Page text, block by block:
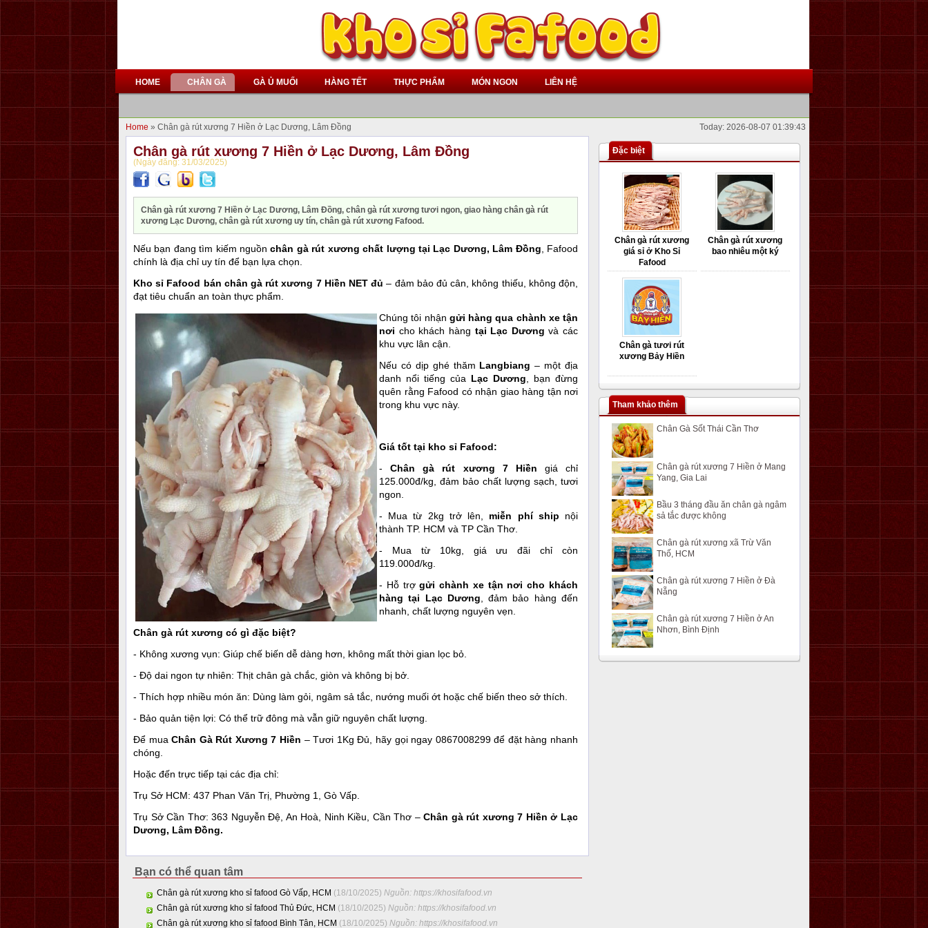
HOME CHÂN GÀ GÀ Ủ MUỐI HÀNG TẾT THỰC PHẨM MÓN NGON LIÊN HỆ
Home » Chân gà rút xương 7 Hiền ở Lạc Dương, Lâm Đồng Today: 2026-08-07 01:39:43
Chân gà rút xương 7 Hiền ở Lạc Dương, Lâm Đồng
(Ngày đăng: 31/03/2025)
Chân gà rút xương 7 Hiền ở Lạc Dương, Lâm Đồng, chân gà rút xương tươi ngon, giao hàng chân gà rút
xương Lạc Dương, chân gà rút xương uy tín, chân gà rút xương Fafood.
Nếu bạn đang tìm kiếm nguồn chân gà rút xương chất lượng tại Lạc Dương, Lâm Đồng , Fafood
chính là địa chỉ uy tín để bạn lựa chọn.
Kho sỉ Fafood bán chân gà rút xương 7 Hiền NET đủ – đảm bảo đủ cân, không thiếu, không độn,
đạt tiêu chuẩn an toàn thực phẩm.
Chúng tôi nhận gửi hàng qua chành xe tận
nơi cho khách hàng tại Lạc Dươngvà các
khu vực lân cận.
Nếu có dịp ghé thăm Langbiang – một địa
danh nổi tiếng của Lạc Dương , bạn đừng
quên rằng Fafood có nhận giao hàng tận nơi
trong khu vực này.
Giá tốt tại kho sỉ Fafood:
-Chân gà rút xương 7 Hiền giá chỉ
125.000đ/kg, đảm bảo chất lượng sạch, tươi
ngon.
- Mua từ 2kg trở lên,
miễn phí ship nội
thành TP. HCM và TP Cần Thơ.
- Mua từ 10kg, giá ưu đãi chỉ còn
119.000đ/kg.
- Hỗ trợgửi chành xe tận nơi cho khách
hàng tại Lạc Dương , đảm bảo hàng đến
nhanh, chất lượng nguyên vẹn.
Chân gà rút xương có gì đặc biệt?
- Không xương vụn: Giúp chế biến dễ dàng hơn, không mất thời gian lọc bỏ.
- Độ dai ngon tự nhiên: Thịt chân gà chắc, giòn và không bị bở.
- Thích hợp nhiều món ăn: Dùng làm gỏi, ngâm sả tắc, nướng muối ớt hoặc chế biến theo sở thích.
- Bảo quản tiện lợi: Có thể trữ đông mà vẫn giữ nguyên chất lượng.
Để mua Chân Gà Rút Xương 7 Hiền – Tươi 1Kg Đủ, hãy gọi ngay 0867008299 để đặt hàng nhanh
chóng.
Hoặc đến trực tiếp tại các địa chỉ:
Trụ Sở HCM: 437 Phan Văn Trị, Phường 1, Gò Vấp.
Trụ Sở Cần Thơ: 363 Nguyễn Đệ, An Hoà, Ninh Kiều, Cần Thơ –Chân gà rút xương 7 Hiền ở Lạc
Dương, Lâm Đồng.
Bạn có thể quan tâm
Chân gà rút xương kho sỉ fafood Gò Vấp, HCM (18/10/2025) Nguồn: https://khosifafood.vn
Chân gà rút xương kho sỉ fafood Thủ Đức, HCM (18/10/2025) Nguồn: https://khosifafood.vn
Chân gà rút xương kho sỉ fafood Bình Tân, HCM (18/10/2025) Nguồn: https://khosifafood.vn
Đặc biệt
Chân gà rút xương
giá sỉ ở Kho Sỉ
Fafood
Chân gà rút xương
bao nhiêu một ký
Chân gà tươi rút
xương Bảy Hiền
Tham khảo thêm
Chân Gà Sốt Thái Cần Thơ
Chân gà rút xương 7 Hiền ở Mang
Yang, Gia Lai
Bầu 3 tháng đầu ăn chân gà ngâm
sả tắc được không
Chân gà rút xương xã Trừ Văn
Thố, HCM
Chân gà rút xương 7 Hiền ở Đà
Nẵng
Chân gà rút xương 7 Hiền ở An
Nhơn, Bình Định